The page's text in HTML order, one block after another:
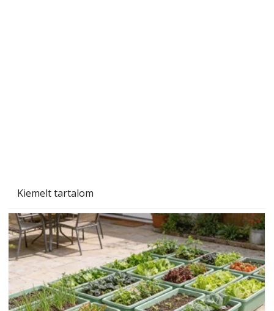
Kiemelt tartalom